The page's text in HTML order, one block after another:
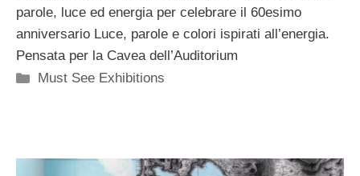
parole, luce ed energia per celebrare il 60esimo
anniversario Luce, parole e colori ispirati all’energia.
Pensata per la Cavea dell’Auditorium
Categorie
Must See Exhibitions